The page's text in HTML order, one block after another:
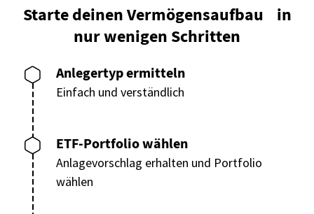
Starte deinen Vermögensaufbau in
nur wenigen Schritten
Anlegertyp ermitteln
Einfach und verständlich
ETF-Portfolio wählen
Anlagevorschlag erhalten und Portfolio
wählen